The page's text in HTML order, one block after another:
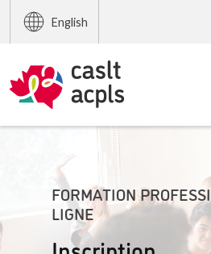
English
FORMATION
LIGNE